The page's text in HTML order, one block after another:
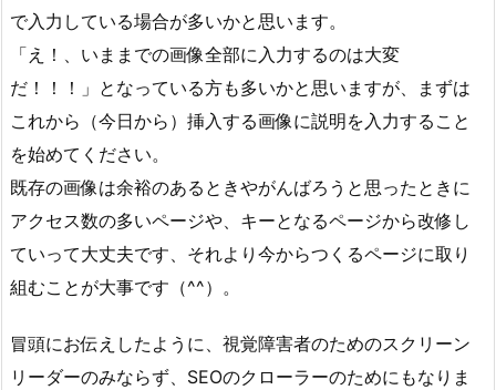
で入力している場合が多いかと思います。
「え！、いままでの画像全部に入力するのは大変
だ！！！」となっている方も多いかと思いますが、まずは
これから（今日から）挿入する画像に説明を入力すること
を始めてください。
既存の画像は余裕のあるときやがんばろうと思ったときに
アクセス数の多いページや、キーとなるページから改修し
ていって大丈夫です、それより今からつくるページに取り
組むことが大事です（^^）。
冒頭にお伝えしたように、視覚障害者のためのスクリーン
リーダーのみならず、SEOのクローラーのためにもなりま